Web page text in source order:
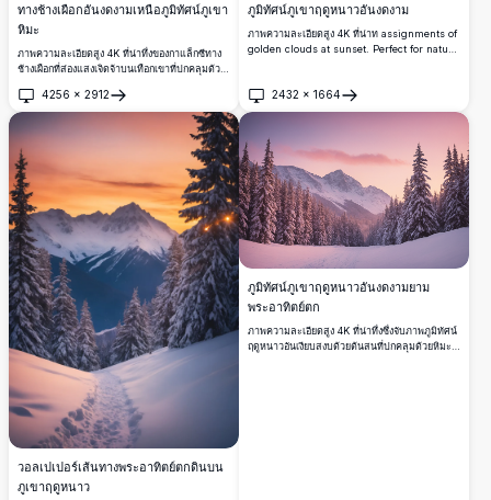
ทางช้างเผือกอันงดงามเหนือภูมิทัศน์ภูเขา
หิมะ
ภาพความละเอียดสูง 4K ที่น่าทึ่งของกาแล็กซีทาง
ช้างเผือกที่ส่องแสงเจิดจ้าบนเทือกเขาที่ปกคลุมด้วย
ทะเลสาบอันเงียบสงบที่สะท้อนท้องฟ้าที่เต็มไปด้วย
ดวงดาว ป่าฤดูหนาวอันน่าทึ่งนี้ภายใต้ท้องฟ้ายาม
ค่ำคืนที่เต็มไปด้วยดวงดาวเหมาะสำหรับผู้ที่ชื่น
ชอบธรรมชาติ นักดูดาว และผู้ที่แสวงหาความงาม
ของภูมิทัศน์ที่ยังไม่ถูกแตะต้อง
4256 × 2912
เปิด
ภูมิทัศน์ภูเขาฤดูหนาวอันงดงาม
ภาพความละเอียดสูง 4K ที่น่าท assignments of
golden clouds at sunset. Perfect for nature
ideal for wall art, backgrounds, or travel
inspiration.
2432 × 1664
เปิด
วอลเปเปอร์เส้นทางพระอาทิตย์ตกดินบน
ภูเขาฤดูหนาว
ภูมิทัศน์ภูเขาฤดูหนาวอันงดงามยาม
พระอาทิตย์ตก
ภาพความละเอียดสูง 4K ที่น่าทึ่งซึ่งจับภาพภูมิทัศน์
ฤดูหนาวอันเงียบสงบด้วยต้นสนที่ปกคลุมด้วยหิมะ